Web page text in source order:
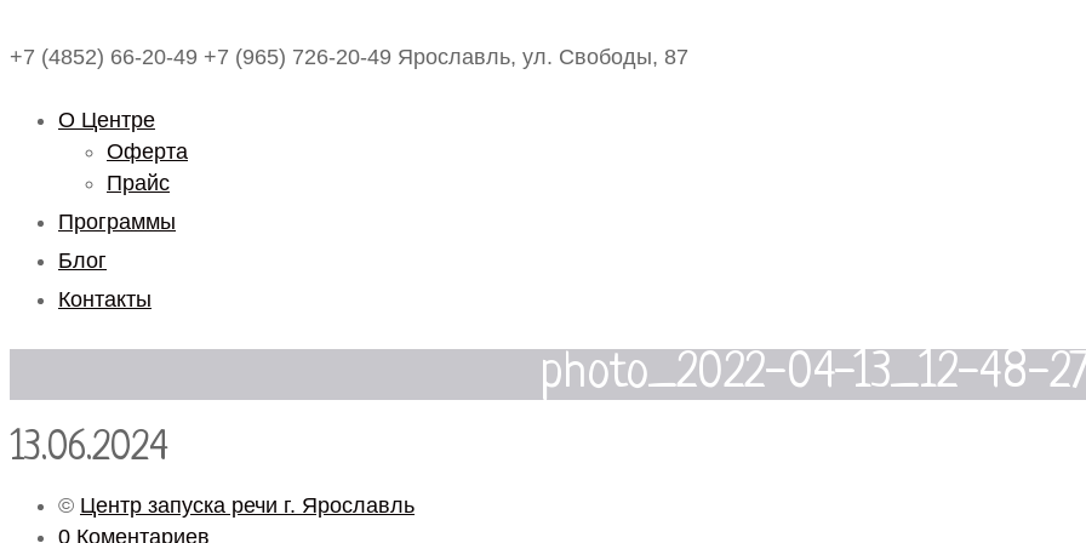
+7 (4852) 66-20-49 +7 (965) 726-20-49 Ярославль, ул. Свободы, 87
О Центре
Оферта
Прайс
Программы
Блог
Контакты
photo_2022-04-13_12-48-
13.06.2024
© Центр запуска речи г. Ярославль
0 Коментариев